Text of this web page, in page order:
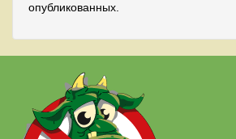
опубликованных.